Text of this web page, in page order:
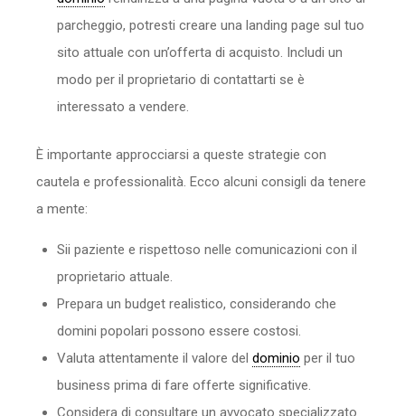
parcheggio, potresti creare una landing page sul tuo
sito attuale con un’offerta di acquisto. Includi un
modo per il proprietario di contattarti se è
interessato a vendere.
È importante approcciarsi a queste strategie con
cautela e professionalità. Ecco alcuni consigli da tenere
a mente:
Sii paziente e rispettoso nelle comunicazioni con il
proprietario attuale.
Prepara un budget realistico, considerando che
domini popolari possono essere costosi.
Valuta attentamente il valore del dominio per il tuo
business prima di fare offerte significative.
Considera di consultare un avvocato specializzato